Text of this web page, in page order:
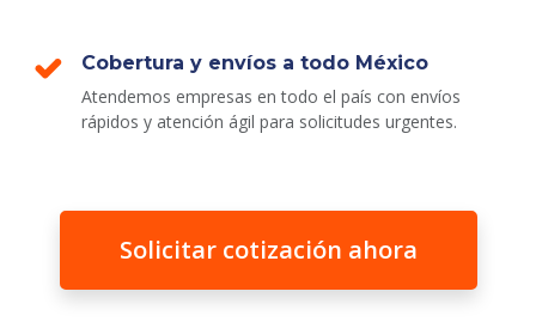
Cobertura y envíos a todo México
Atendemos empresas en todo el país con envíos
rápidos y atención ágil para solicitudes urgentes.
Solicitar cotización ahora